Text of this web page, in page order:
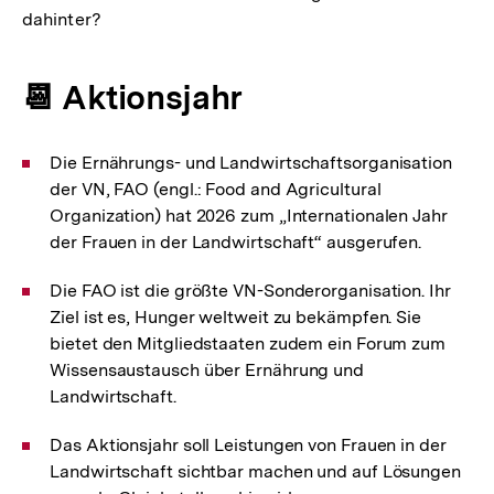
dahinter?
📆 Aktionsjahr
Die Ernährungs- und Landwirtschaftsorganisation
der VN, FAO (engl.: Food and Agricultural
Organization) hat 2026 zum „Internationalen Jahr
der Frauen in der Landwirtschaft“ ausgerufen.
Die FAO ist die größte VN-Sonderorganisation. Ihr
Ziel ist es, Hunger weltweit zu bekämpfen. Sie
bietet den Mitgliedstaaten zudem ein Forum zum
Wissensaustausch über Ernährung und
Landwirtschaft.
Das Aktionsjahr soll Leistungen von Frauen in der
Landwirtschaft sichtbar machen und auf Lösungen